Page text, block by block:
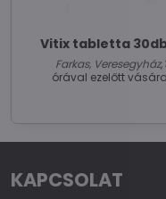
Vitix tabletta
Farkas, Veresegyház,
órával ezelőtt
KAPCSOLAT